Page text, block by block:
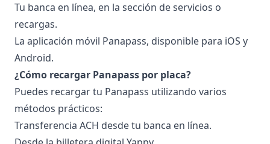
Tu banca en línea, en la sección de servicios o
recargas.
La aplicación móvil Panapass, disponible para iOS y
Android.
¿Cómo recargar Panapass por placa?
Puedes recargar tu Panapass utilizando varios
métodos prácticos:
Transferencia ACH desde tu banca en línea.